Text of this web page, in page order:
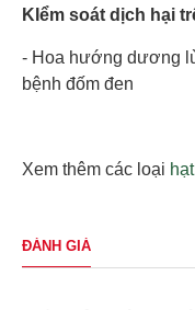
KIểm soát dịch hại
- Hoa hướng dương
bệnh đốm đen
Xem thêm các loại
ĐÁNH GIÁ